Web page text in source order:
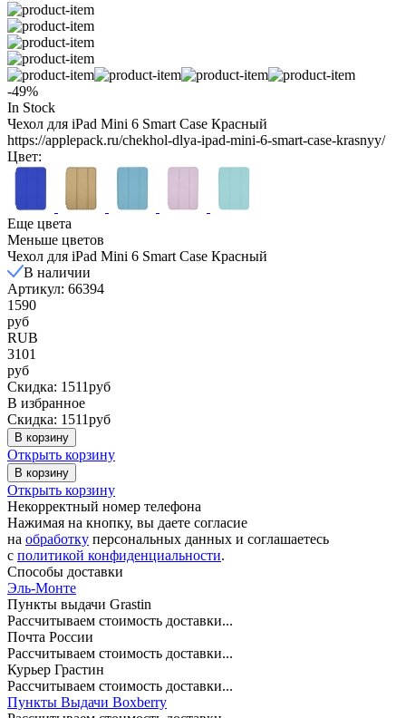
-49%
In Stock
Чехол для iPad Mini 6 Smart Case Красный
https://applepack.ru/chekhol-dlya-ipad-mini-6-smart-case-krasnyy/
Цвет:
Еще цвета
Меньше цветов
Чехол для iPad Mini 6 Smart Case Красный
В наличии
Артикул: 66394
1590
руб
RUB
3101
руб
Скидка: 1511руб
В избранное
Скидка: 1511руб
В корзину
Открыть корзину
В корзину
Открыть корзину
Некорректный номер телефона
Нажимая на кнопку, вы даете согласие
на обработку персональных данных и соглашаетесь
c политикой конфиденциальности.
Способы доставки
Эль-Монте
Пункты выдачи Grastin
Рассчитываем стоимость доставки...
Почта России
Рассчитываем стоимость доставки...
Курьер Грастин
Рассчитываем стоимость доставки...
Пункты Выдачи Boxberry